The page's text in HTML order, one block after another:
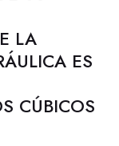
LA
ES
CÚBICOS